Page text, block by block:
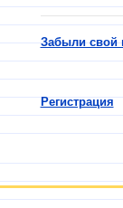
Забыли свой
Регистрация